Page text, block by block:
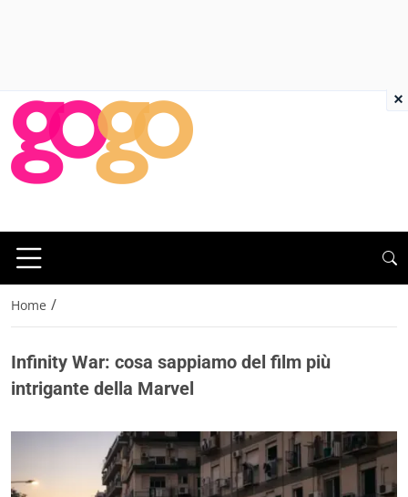
Home /
Infinity War: cosa sappiamo del film più
intrigante della Marvel
×